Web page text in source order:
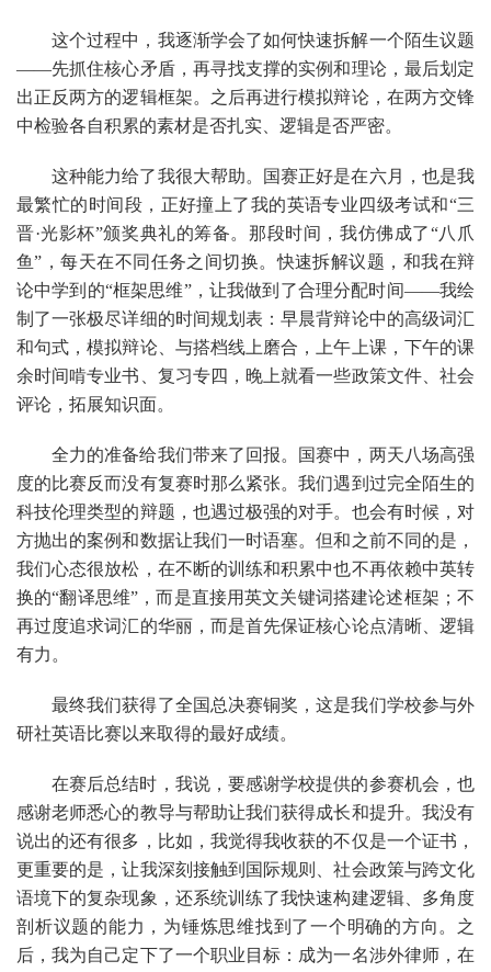
这个过程中，我逐渐学会了如何快速拆解一个陌生议题
——先抓住核心矛盾，再寻找支撑的实例和理论，最后划定
出正反两方的逻辑框架。之后再进行模拟辩论，在两方交锋
中检验各自积累的素材是否扎实、逻辑是否严密。
这种能力给了我很大帮助。国赛正好是在六月，也是我
最繁忙的时间段，正好撞上了我的英语专业四级考试和“三
晋·光影杯”颁奖典礼的筹备。那段时间，我仿佛成了“八爪
鱼”，每天在不同任务之间切换。快速拆解议题，和我在辩
论中学到的“框架思维”，让我做到了合理分配时间——我绘
制了一张极尽详细的时间规划表：早晨背辩论中的高级词汇
和句式，模拟辩论、与搭档线上磨合，上午上课，下午的课
余时间啃专业书、复习专四，晚上就看一些政策文件、社会
评论，拓展知识面。
全力的准备给我们带来了回报。国赛中，两天八场高强
度的比赛反而没有复赛时那么紧张。我们遇到过完全陌生的
科技伦理类型的辩题，也遇过极强的对手。也会有时候，对
方抛出的案例和数据让我们一时语塞。但和之前不同的是，
我们心态很放松，在不断的训练和积累中也不再依赖中英转
换的“翻译思维”，而是直接用英文关键词搭建论述框架；不
再过度追求词汇的华丽，而是首先保证核心论点清晰、逻辑
有力。
最终我们获得了全国总决赛铜奖，这是我们学校参与外
研社英语比赛以来取得的最好成绩。
在赛后总结时，我说，要感谢学校提供的参赛机会，也
感谢老师悉心的教导与帮助让我们获得成长和提升。我没有
说出的还有很多，比如，我觉得我收获的不仅是一个证书，
更重要的是，让我深刻接触到国际规则、社会政策与跨文化
语境下的复杂现象，还系统训练了我快速构建逻辑、多角度
剖析议题的能力，为锤炼思维找到了一个明确的方向。之
后，我为自己定下了一个职业目标：成为一名涉外律师，在